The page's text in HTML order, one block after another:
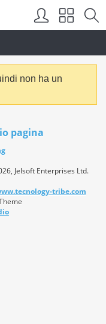
non ha un
pagina
Jelsoft Enterprises Ltd.
tribe.com